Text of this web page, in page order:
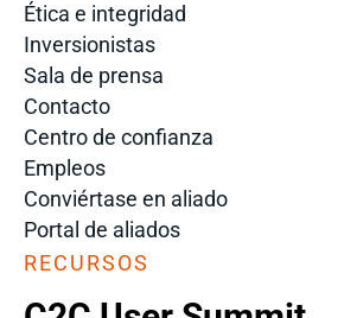
Ética e integridad
Inversionistas
Sala de prensa
Contacto
Centro de confianza
Empleos
Conviértase en aliado
Portal de aliados
RECURSOS